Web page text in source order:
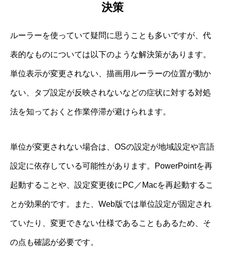
決策
ルーラーを使っていて疑問に思うことも多いですが、代
表的なものについては以下のような解決策があります。
単位表示が変更されない、描画用ルーラーの位置が動か
ない、タブ設定が反映されないなどの症状に対する対処
法を知っておくと作業停滞が避けられます。
単位が変更されない場合は、OSの設定が地域設定や言語
設定に依存している可能性があります。PowerPointを再
起動することや、設定変更後にPC／Macを再起動するこ
とが効果的です。また、Web版では単位設定が固定され
ていたり、変更できない仕様であることもあるため、そ
の点も確認が必要です。